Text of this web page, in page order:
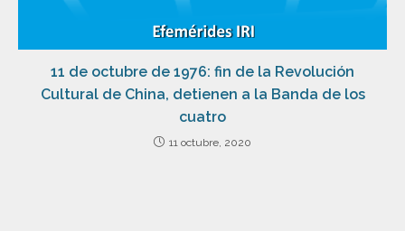
11 de octubre de 1976: fin de la Revolución
Cultural de China, detienen a la Banda de los
cuatro
11 octubre, 2020